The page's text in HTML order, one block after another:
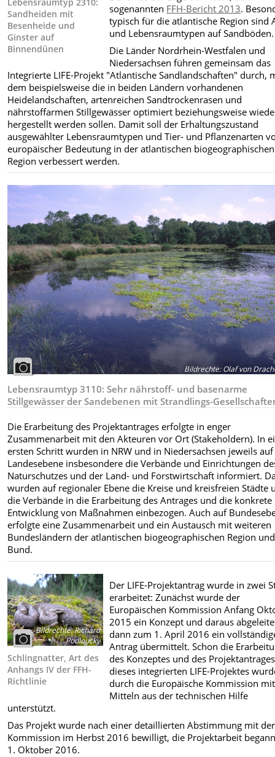
Sandheiden mit
Besenheide und
Ginster auf
Binnendünen
sogenannten FFH-Bericht 2013.
typisch für die atlantische Region sind
und Lebensraumtypen auf Sandböden.
Die Länder Nordrhein-Westfalen und
Niedersachsen führen gemeinsam das
Integrierte LIFE-Projekt "Atlantische Sandlandschaften" durch,
dem beispielsweise die in beiden Ländern vorhandenen
Heidelandschaften, artenreichen Sandtrockenrasen und
nährstoffarmen Stillgewässer optimiert beziehungsweise
hergestellt werden sollen. Damit soll der Erhaltungszustand
ausgewählter Lebensraumtypen und Tier- und Pflanzenarten
europäischer Bedeutung in der atlantischen biogeographischen
Region verbessert werden.
Bildrechte:Olaf von
Lebensraumtyp 3110: Sehr nährstoff- und basenarme
Stillgewässer der Sandebenen mit Strandlings-
Die Erarbeitung des Projektantrages erfolgte in enger
Zusammenarbeit mit den Akteuren vor Ort (Stakeholdern). In
ersten Schritt wurden in NRW und in Niedersachsen jeweils auf
Landesebene insbesondere die Verbände und Einrichtungen
Naturschutzes und der Land- und Forstwirtschaft informiert.
wurden auf regionaler Ebene die Kreise und kreisfreien Städte
die Verbände in die Erarbeitung des Antrages und die konkrete
Entwicklung von Maßnahmen einbezogen. Auch auf
erfolgte eine Zusammenarbeit und ein Austausch mit weiteren
Bundesländern der atlantischen biogeographischen Region
Bund.
Bildrechte:Richard
Podloucky
Schlingnatter, Art des
Anhangs IV der FFH-
Richtlinie
Der LIFE-Projektantrag wurde in zwei
erarbeitet: Zunächst wurde der
Europäischen Kommission Anfang
2015 ein Konzept und daraus
dann zum 1. April 2016 ein
Antrag übermittelt. Schon die
des Konzeptes und des Projektantrages
dieses integrierten LIFE-Projektes
durch die Europäische Kommission
Mitteln aus der technischen Hilfe
unterstützt.
Das Projekt wurde nach einer detaillierten Abstimmung mit
Kommission im Herbst 2016 bewilligt, die Projektarbeit
1. Oktober 2016.